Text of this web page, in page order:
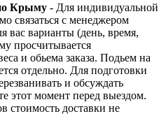
Крыму - Для индивидуальной
связаться с менеджером
вас варианты (день, время,
просчитывается
и обьема заказа. Подьем на
отдельно. Для подготовки
и обсуждать
этот момент перед выездом.
стоимость доставки не